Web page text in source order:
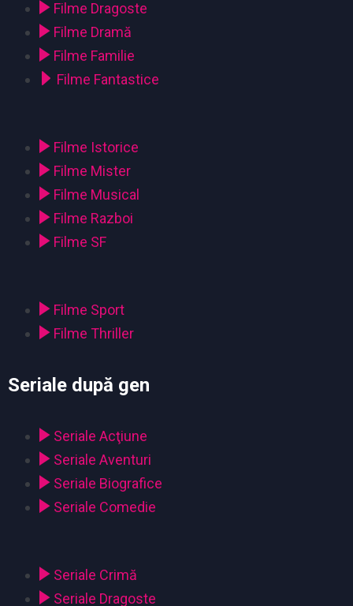
Filme Dragoste
Filme Dramă
Filme Familie
Filme Fantastice
Filme Istorice
Filme Mister
Filme Musical
Filme Razboi
Filme SF
Filme Sport
Filme Thriller
Seriale după gen
Seriale Acţiune
Seriale Aventuri
Seriale Biografice
Seriale Comedie
Seriale Crimă
Seriale Dragoste